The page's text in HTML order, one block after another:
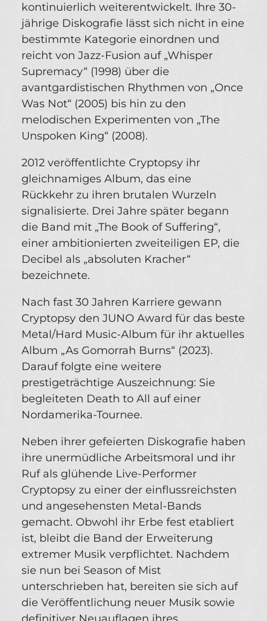
kontinuierlich weiterentwickelt. Ihre 30-
jährige Diskografie lässt sich nicht in eine
bestimmte Kategorie einordnen und
reicht von Jazz-Fusion auf „Whisper
Supremacy“ (1998) über die
avantgardistischen Rhythmen von „Once
Was Not“ (2005) bis hin zu den
melodischen Experimenten von „The
Unspoken King“ (2008).
2012 veröffentlichte Cryptopsy ihr
gleichnamiges Album, das eine
Rückkehr zu ihren brutalen Wurzeln
signalisierte. Drei Jahre später begann
die Band mit „The Book of Suffering“,
einer ambitionierten zweiteiligen EP, die
Decibel als „absoluten Kracher“
bezeichnete.
Nach fast 30 Jahren Karriere gewann
Cryptopsy den JUNO Award für das beste
Metal/Hard Music-Album für ihr aktuelles
Album „As Gomorrah Burns“ (2023).
Darauf folgte eine weitere
prestigeträchtige Auszeichnung: Sie
begleiteten Death to All auf einer
Nordamerika-Tournee.
Neben ihrer gefeierten Diskografie haben
ihre unermüdliche Arbeitsmoral und ihr
Ruf als glühende Live-Performer
Cryptopsy zu einer der einflussreichsten
und angesehensten Metal-Bands
gemacht. Obwohl ihr Erbe fest etabliert
ist, bleibt die Band der Erweiterung
extremer Musik verpflichtet. Nachdem
sie nun bei Season of Mist
unterschrieben hat, bereiten sie sich auf
die Veröffentlichung neuer Musik sowie